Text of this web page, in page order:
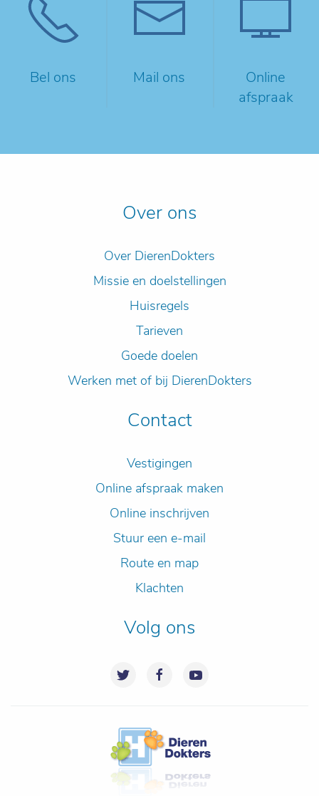
Bel ons Mail ons
Online
afspraak
Over ons
Over DierenDokters
Missie en doelstellingen
Huisregels
Tarieven
Goede doelen
Werken met of bij DierenDokters
Contact
Vestigingen
Online afspraak maken
Online inschrijven
Stuur een e-mail
Route en map
Klachten
Volg ons